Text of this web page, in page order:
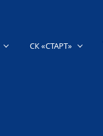
СК «СТАРТ»